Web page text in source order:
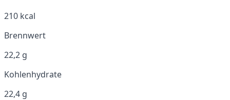
210 kcal
Brennwert
22,2 g
Kohlenhydrate
22,4 g